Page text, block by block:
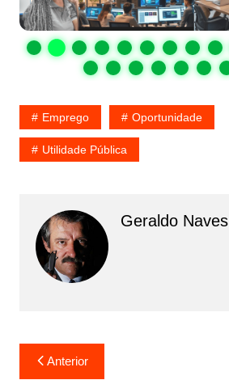
Emprego Oportunidade
Utilidade Pública
Geraldo Naves
Navegação
Anterior